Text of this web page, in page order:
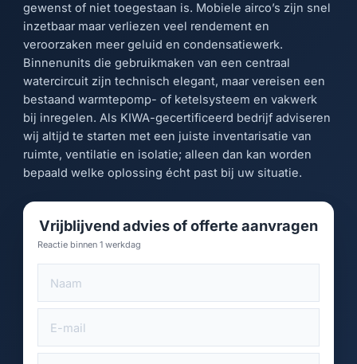
gewenst of niet toegestaan is. Mobiele airco’s zijn snel
inzetbaar maar verliezen veel rendement en
veroorzaken meer geluid en condensatiewerk.
Binnenunits die gebruikmaken van een centraal
watercircuit zijn technisch elegant, maar vereisen een
bestaand warmtepomp- of ketelsysteem en vakwerk
bij inregelen. Als KIWA-gecertificeerd bedrijf adviseren
wij altijd te starten met een juiste inventarisatie van
ruimte, ventilatie en isolatie; alleen dan kan worden
bepaald welke oplossing écht past bij uw situatie.
Vrijblijvend advies of offerte aanvragen
Reactie binnen 1 werkdag